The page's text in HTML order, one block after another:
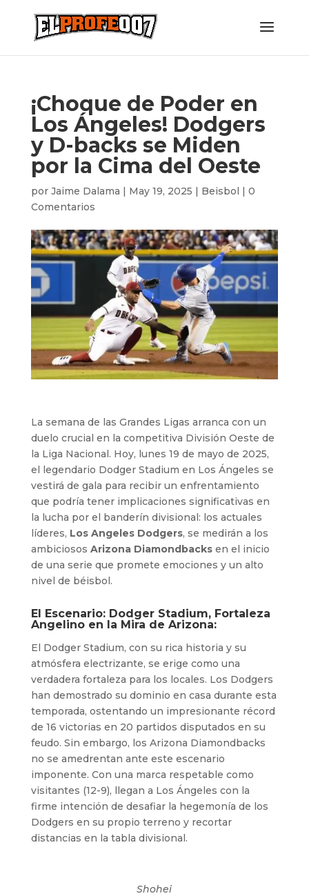
¡Choque de Poder en
Los Ángeles! Dodgers
y D-backs se Miden
por la Cima del Oeste
por Jaime Dalama | May 19, 2025 | Beisbol | 0
Comentarios
La semana de las Grandes Ligas arranca con un
duelo crucial en la competitiva División Oeste de
la Liga Nacional. Hoy, lunes 19 de mayo de 2025,
el legendario Dodger Stadium en Los Ángeles se
vestirá de gala para recibir un enfrentamiento
que podría tener implicaciones significativas en
la lucha por el banderín divisional: los actuales
líderes, Los Angeles Dodgers, se medirán a los
ambiciosos Arizona Diamondbacksen el inicio
de una serie que promete emociones y un alto
nivel de béisbol.
El Escenario: Dodger Stadium, Fortaleza
Angelino en la Mira de Arizona:
El Dodger Stadium, con su rica historia y su
atmósfera electrizante, se erige como una
verdadera fortaleza para los locales. Los Dodgers
han demostrado su dominio en casa durante esta
temporada, ostentando un impresionante récord
de 16 victorias en 20 partidos disputados en su
feudo. Sin embargo, los Arizona Diamondbacks
no se amedrentan ante este escenario
imponente. Con una marca respetable como
visitantes (12-9), llegan a Los Ángeles con la
firme intención de desafiar la hegemonía de los
Dodgers en su propio terreno y recortar
distancias en la tabla divisional.
Shohei